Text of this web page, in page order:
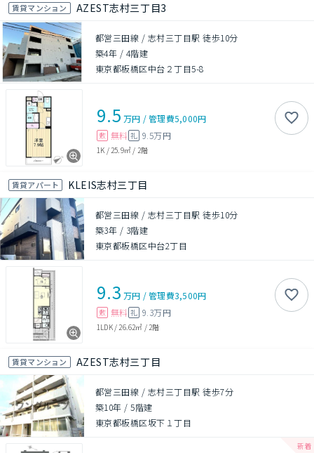
賃貸マンション AZEST志村三丁目3
都営三田線 / 志村三丁目駅 徒歩10分
築4年 / 4階建
東京都板橋区中台２丁目5-8
9.5 万円 /管理費5,000円
敷 無料 礼 9.5万円
1K / 25.9㎡ / 2階
賃貸アパート KLEIS志村三丁目
都営三田線 / 志村三丁目駅 徒歩10分
築3年 / 3階建
東京都板橋区中台2丁目
9.3 万円 /管理費3,500円
敷 無料 礼 9.3万円
1LDK/ 26.62㎡ / 2階
賃貸マンション AZEST志村三丁目
都営三田線 / 志村三丁目駅 徒歩7分
築10年 /5階建
東京都板橋区坂下１丁目